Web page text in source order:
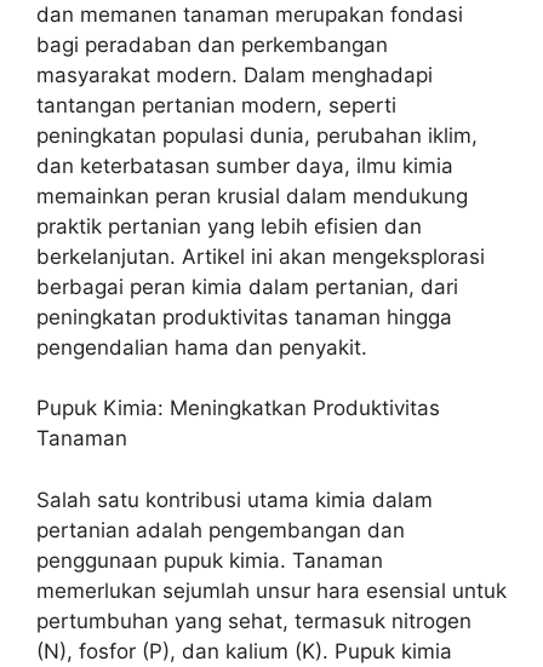
dan memanen tanaman merupakan fondasi
bagi peradaban dan perkembangan
masyarakat modern. Dalam menghadapi
tantangan pertanian modern, seperti
peningkatan populasi dunia, perubahan iklim,
dan keterbatasan sumber daya, ilmu kimia
memainkan peran krusial dalam mendukung
praktik pertanian yang lebih efisien dan
berkelanjutan. Artikel ini akan mengeksplorasi
berbagai peran kimia dalam pertanian, dari
peningkatan produktivitas tanaman hingga
pengendalian hama dan penyakit.
Pupuk Kimia: Meningkatkan Produktivitas
Tanaman
Salah satu kontribusi utama kimia dalam
pertanian adalah pengembangan dan
penggunaan pupuk kimia. Tanaman
memerlukan sejumlah unsur hara esensial untuk
pertumbuhan yang sehat, termasuk nitrogen
(N), fosfor (P), dan kalium (K). Pupuk kimia